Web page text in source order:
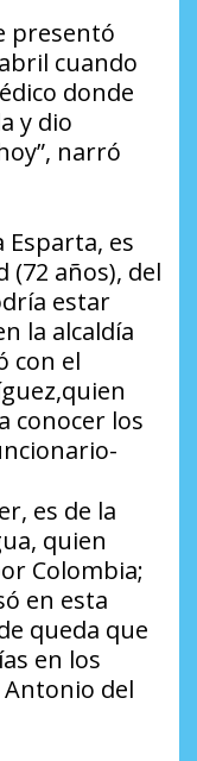
presentó
cuando
donde
y dio
narró
Esparta, es
(72 años), del
estar
la alcaldía
con el
conocer los
es de la
quien
Colombia;
en esta
queda que
en los
del